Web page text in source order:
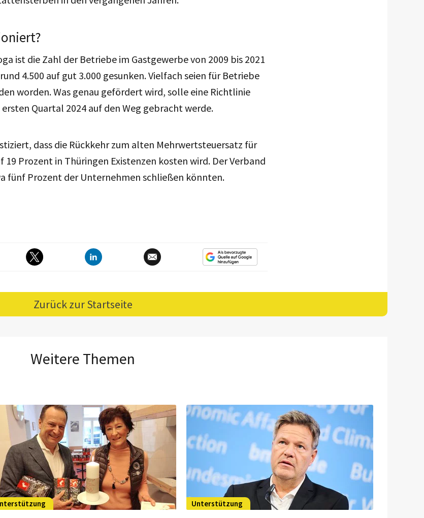
ist die Zahl der Betriebe im Gastgewerbe von 2009 bis 2021
4.500 auf gut 3.000 gesunken. Vielfach seien für Betriebe
worden. Was genau gefördert wird, solle eine Richtlinie
Quartal 2024 auf den Weg gebracht werde.
dass die Rückkehr zum alten Mehrwertsteuersatz für
19 Prozent in Thüringen Existenzen kosten wird. Der Verband
fünf Prozent der Unternehmen schließen könnten.
Zurück zur Startseite
Weitere Themen
Unterstützung